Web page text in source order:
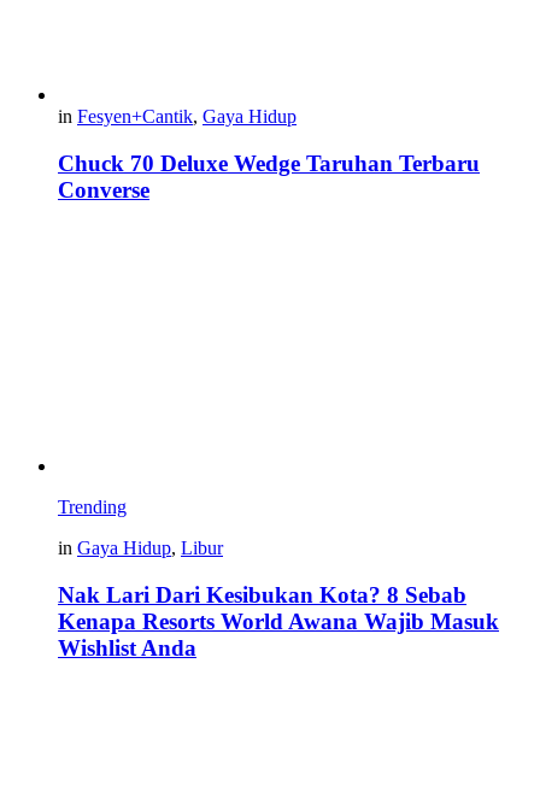
in Fesyen+Cantik, Gaya Hidup
Chuck 70 Deluxe Wedge Taruhan Terbaru
Converse
Trending
in Gaya Hidup, Libur
Nak Lari Dari Kesibukan Kota? 8 Sebab
Kenapa Resorts World Awana Wajib Masuk
Wishlist Anda